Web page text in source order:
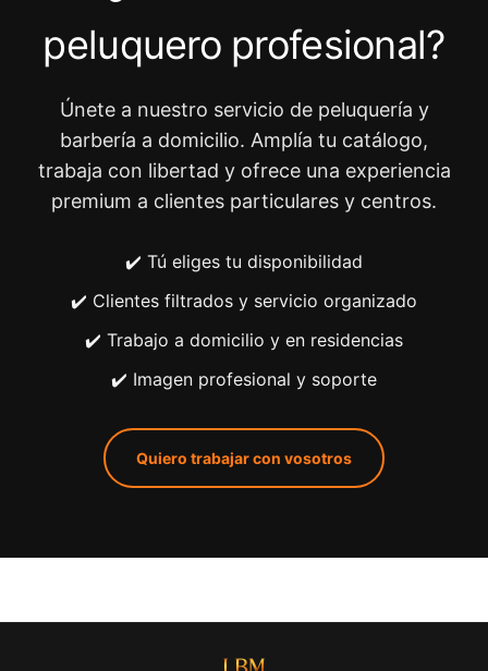
peluquero profesional?
Únete a nuestro servicio de peluquería y
barbería a domicilio. Amplía tu catálogo,
trabaja con libertad y ofrece una experiencia
premium a clientes particulares y centros.
✔️ Tú eliges tu disponibilidad
✔️ Clientes filtrados y servicio organizado
✔️ Trabajo a domicilio y en residencias
✔️ Imagen profesional y soporte
Quiero trabajar con vosotros